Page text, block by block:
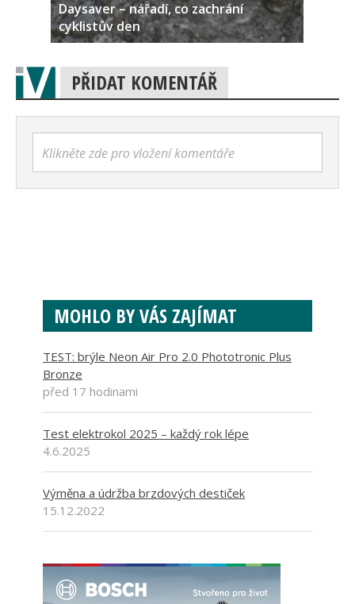
Daysaver – nářadí, co zachrání
cyklistův den
PŘIDAT KOMENTÁŘ
Klikněte zde pro vložení komentáře
MOHLO BY VÁS ZAJÍMAT
TEST: brýle Neon Air Pro 2.0 Phototronic Plus
Bronze
před 17 hodinami
Test elektrokol 2025 – každý rok lépe
4.6.2025
Výměna a údržba brzdových destiček
15.12.2022